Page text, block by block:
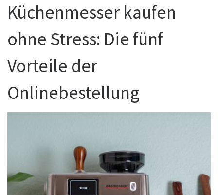
Küchenmesser kaufen
ohne Stress: Die fünf
Vorteile der
Onlinebestellung